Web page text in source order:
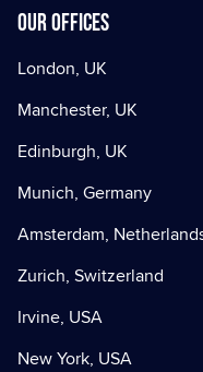
Our offices
London, UK
Manchester, UK
Edinburgh, UK
Munich, Germany
Amsterdam,
Zurich, Switzerland
Irvine, USA
New York, USA